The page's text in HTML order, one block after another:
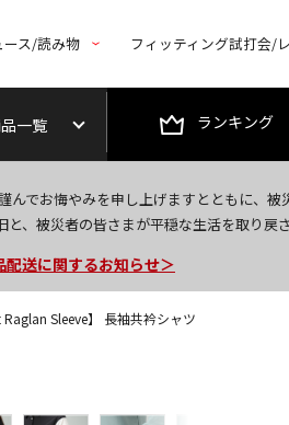
ース/読み物 フィッティング試打会/
一覧 ランキング
でお悔やみを申し上げますとともに、被
、被災者の皆さまが平穏な生活を取り戻
新規会員登録で1,000円OFFクーポンプ
配送に関するお知らせ＞
休暇中のご注文・発送・お問い合わせ＞
Sleeve】 長袖共衿シャツ